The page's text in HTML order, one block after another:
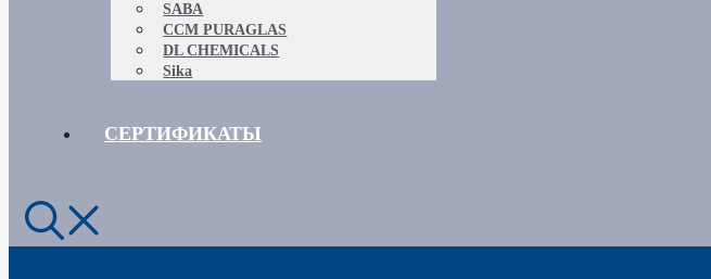
SABA
CCM PURAGLAS
DL CHEMICALS
Sika
СЕРТИФИКАТЫ